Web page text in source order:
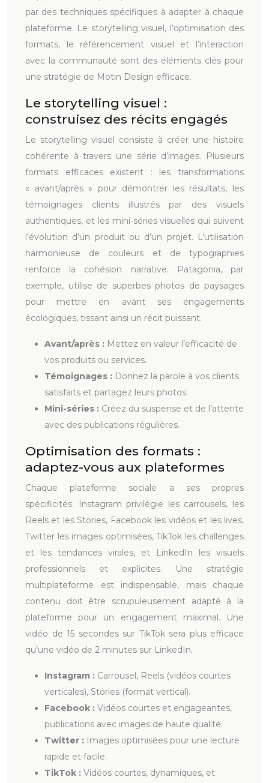
par des techniques spécifiques à adapter à chaque
plateforme. Le storytelling visuel, l’optimisation des
formats, le référencement visuel et l’interaction
avec la communauté sont des éléments clés pour
une stratégie de Motin Design efficace.
Le storytelling visuel :
construisez des récits engagés
Le storytelling visuel consiste à créer une histoire
cohérente à travers une série d’images. Plusieurs
formats efficaces existent : les transformations
« avant/après » pour démontrer les résultats, les
témoignages clients illustrés par des visuels
authentiques, et les mini-séries visuelles qui suivent
l’évolution d’un produit ou d’un projet. L’utilisation
harmonieuse de couleurs et de typographies
renforce la cohésion narrative. Patagonia, par
exemple, utilise de superbes photos de paysages
pour mettre en avant ses engagements
écologiques, tissant ainsi un récit puissant.
Avant/après : Mettez en valeur l’efficacité de
vos produits ou services.
Témoignages : Donnez la parole à vos clients
satisfaits et partagez leurs photos.
Mini-séries : Créez du suspense et de l’attente
avec des publications régulières.
Optimisation des formats :
adaptez-vous aux plateformes
Chaque plateforme sociale a ses propres
spécificités. Instagram privilégie les carrousels, les
Reels et les Stories, Facebook les vidéos et les lives,
Twitter les images optimisées, TikTok les challenges
et les tendances virales, et LinkedIn les visuels
professionnels et explicites. Une stratégie
multiplateforme est indispensable, mais chaque
contenu doit être scrupuleusement adapté à la
plateforme pour un engagement maximal. Une
vidéo de 15 secondes sur TikTok sera plus efficace
qu’une vidéo de 2 minutes sur LinkedIn.
Instagram : Carrousel, Reels (vidéos courtes
verticales), Stories (format vertical).
Facebook : Vidéos courtes et engageantes,
publications avec images de haute qualité.
Twitter : Images optimisées pour une lecture
rapide et facile.
TikTok : Vidéos courtes, dynamiques, et